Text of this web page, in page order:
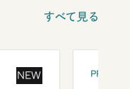
すべて見る
NEW